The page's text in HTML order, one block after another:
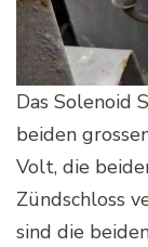
Das Solenoid
beiden
Volt, die
Zündschloss
sind die